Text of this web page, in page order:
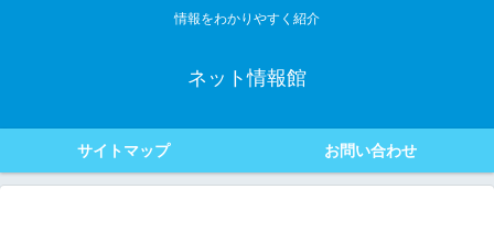
情報をわかりやすく紹介
ネット情報館
サイトマップ お問い合わせ